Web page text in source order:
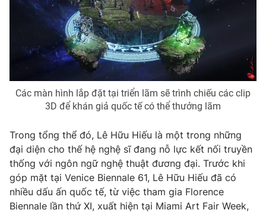
Chuyên mục khác
Emagazine Podcast
Photo Infographic
Shorts video
VTV Money VTV Thể thao
VTV Sức khoẻ Bất động sản
Thị trường 24h Tấm lòng Việt
Các màn hình lắp đặt tại triển lãm sẽ trình chiếu các clip
3D để khán giả quốc tế có thể thưởng lãm
Trong tổng thể đó, Lê Hữu Hiếu là một trong những
đại diện cho thế hệ nghệ sĩ đang nỗ lực kết nối truyền
thống với ngôn ngữ nghệ thuật đương đại. Trước khi
góp mặt tại Venice Biennale 61, Lê Hữu Hiếu đã có
nhiều dấu ấn quốc tế, từ việc tham gia Florence
Biennale lần thứ XI, xuất hiện tại Miami Art Fair Week,